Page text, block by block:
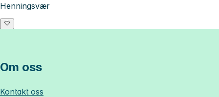
Henningsvær
Om oss
Kontakt oss